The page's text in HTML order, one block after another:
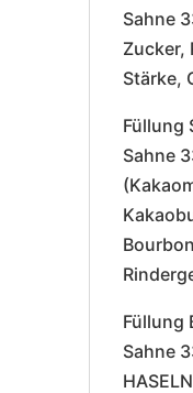
Sahne
Zucker,
Stärke,
Füllung
Sahne
Füllung
Sahne